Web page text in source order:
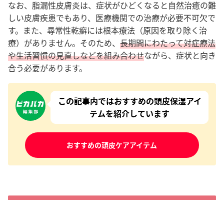
なお、 脂漏性皮膚炎は、症状がひどくなると自然治癒の難
しい皮膚疾患でもあり、医療機関での治療が必要不可欠で
す。また、尋常性乾癬には根本療法（原因を取り除く治
療）がありません。そのため、 長期間にわたって対症療法
や生活習慣の見直しなどを組み合わせながら、症状と向き
合う必要があります。
この記事内ではおすすめの頭皮保湿アイ
テムを紹介しています
おすすめの頭皮ケアアイテム